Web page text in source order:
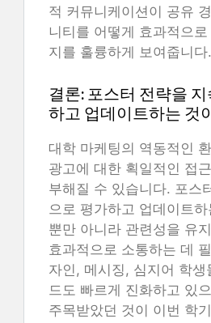
적 커뮤니케이션이 공유
니티를 어떻게 효과적으
지를 훌륭하게 보여줍니
결론: 포스터 전략을
하고 업데이트하는 것
대학 마케팅의 역동적인
광고에 대한 획일적인 접
부해질 수 있습니다. 포스
으로 평가하고 업데이트
뿐만 아니라 관련성을 유
효과적으로 소통하는 데
자인, 메시징, 심지어 학생
드도 빠르게 진화하고 있
주목받았던 것이 이번 학